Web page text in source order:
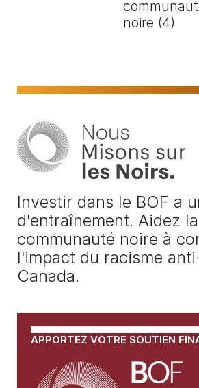
noire (4)
Investir dans le BOF a
d'entraînement. Aidez la
communauté noire à
l'impact du racisme
Canada.
APPORTEZ VOTRE SOUTIEN